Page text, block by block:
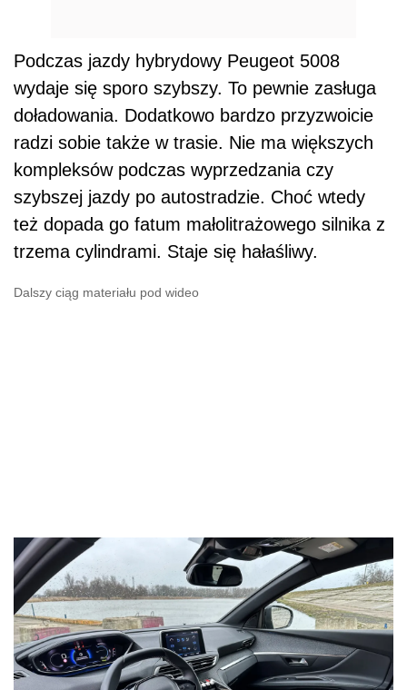
Podczas jazdy hybrydowy Peugeot 5008
wydaje się sporo szybszy. To pewnie zasługa
doładowania. Dodatkowo bardzo przyzwoicie
radzi sobie także w trasie. Nie ma większych
kompleksów podczas wyprzedzania czy
szybszej jazdy po autostradzie. Choć wtedy
też dopada go fatum małolitrażowego silnika z
trzema cylindrami. Staje się hałaśliwy.
Dalszy ciąg materiału pod wideo